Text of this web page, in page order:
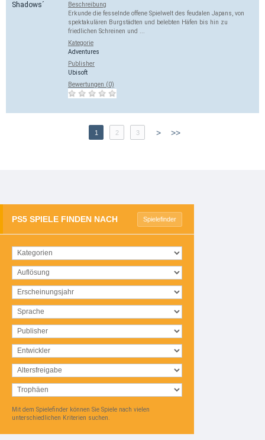
Beschreibung
Erkunde die fesselnde offene Spielwelt des feudalen Japans, von
spektakulären Burgstädten und belebten Häfen bis hin zu
friedlichen Schreinen und ...
Kategorie
Adventures
Publisher
Ubisoft
Bewertungen (0)
1 2 3 > >>
PS5 SPIELE FINDEN NACH Spielefinder
Mit dem Spielefinder können Sie Spiele nach vielen
unterschiedlichen Kriterien suchen.